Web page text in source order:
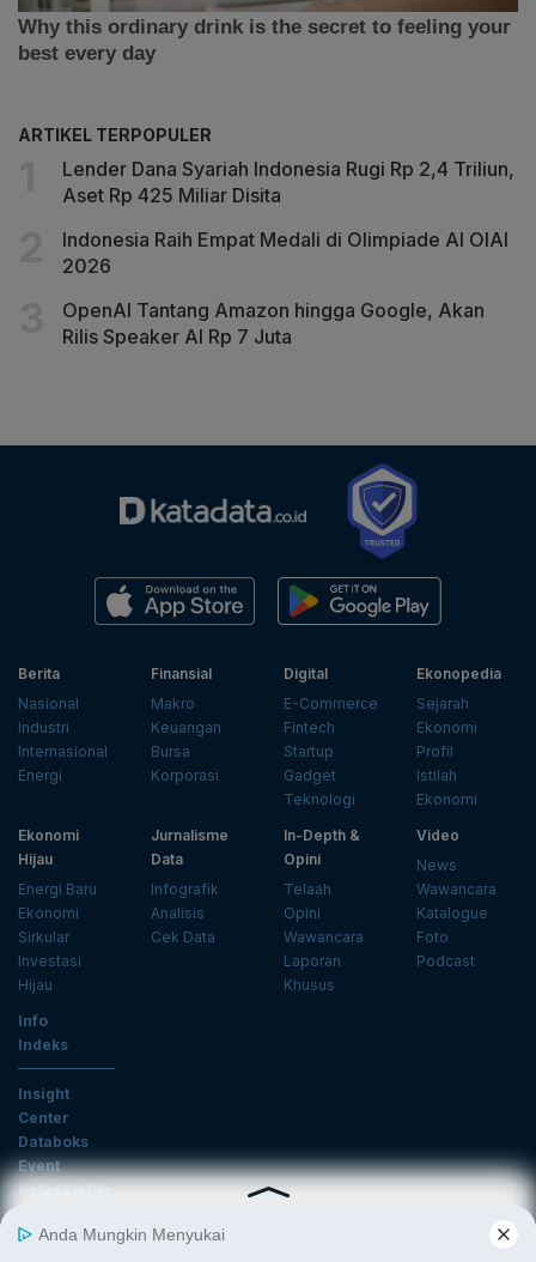
ARTIKEL TERPOPULER
Lender Dana Syariah Indonesia Rugi Rp 2,4 Triliun,
Aset Rp 425 Miliar Disita
Indonesia Raih Empat Medali di Olimpiade AI OIAI
2026
OpenAI Tantang Amazon hingga Google, Akan
Rilis Speaker AI Rp 7 Juta
Berita
Nasional
Industri
Internasional
Energi
Finansial
Makro
Keuangan
Bursa
Korporasi
Digital
E-Commerce
Fintech
Startup
Gadget
Teknologi
Ekonopedia
Sejarah
Ekonomi
Profil
Istilah
Ekonomi
Ekonomi
Hijau
Energi Baru
Ekonomi
Sirkular
Investasi
Hijau
Jurnalisme
Data
Infografik
Analisis
Cek Data
In-Depth &
Opini
Telaah
Opini
Wawancara
Laporan
Khusus
Video
News
Wawancara
Katalogue
Foto
Podcast
Info
Indeks
Insight
Center
Databoks
Event
KatadataOto